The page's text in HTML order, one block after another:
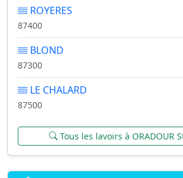
ROYERES
87400
BLOND
87300
LE CHALARD
87500
Tous les lavoirs à ORADOUR